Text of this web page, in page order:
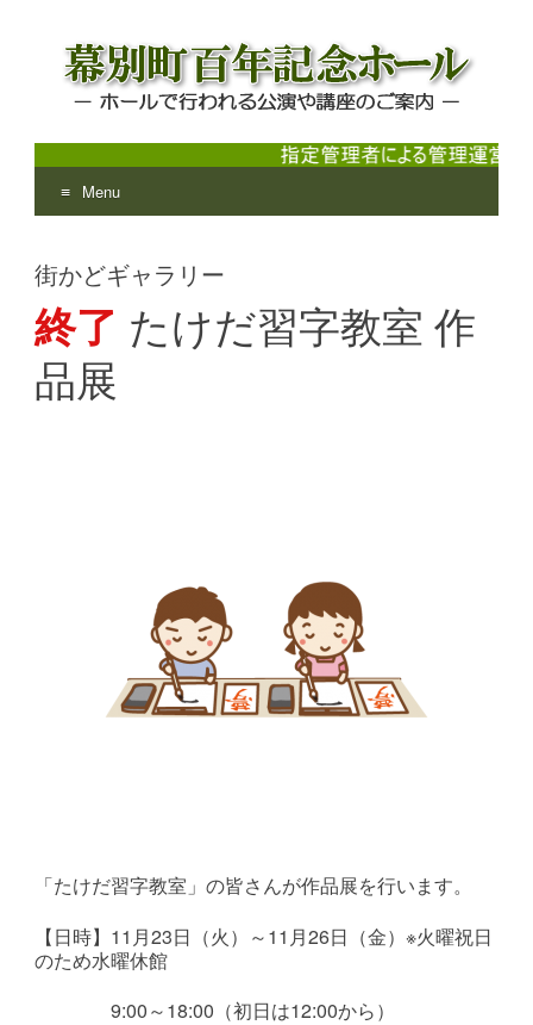
幕別町百年記念ホール
ホールで行われる公演や講座のご案内
Menu
to
content
街かどギャラリー
終了 たけだ習字教室 作
品展
「たけだ習字教室」の皆さんが作品展を行います。
【日時】11月23日（火）～11月26日（金）※火曜祝日
のため水曜休館
9:00～18:00（初日は12:00から）